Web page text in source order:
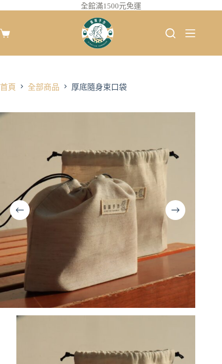
全館滿1500元免運
首頁 全部商品 厚底隨身束口袋